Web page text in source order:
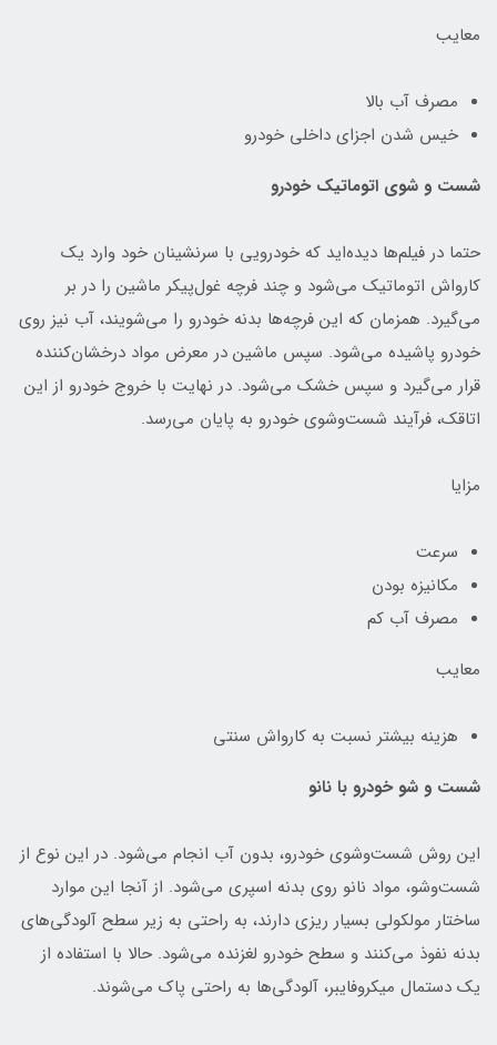
معایب
مصرف آب بالا
خیس شدن اجزای داخلی خودرو
شست و شوی اتوماتیک خودرو
حتما در فیلم‌ها دیده‌اید که خودرویی با سرنشینان خود وارد یک
کارواش اتوماتیک می‌شود و چند فرچه غول‌پیکر ماشین را در بر
می‌گیرد. همزمان که این فرچه‌ها بدنه خودرو را می‌شویند، آب نیز روی
خودرو پاشیده می‌شود. سپس ماشین در معرض مواد درخشان‌کننده
قرار می‌گیرد و سپس خشک می‌شود. در نهایت با خروج خودرو از این
اتاقک، فرآیند شست‌وشوی خودرو به پایان می‌رسد.
مزایا
سرعت
مکانیزه بودن
مصرف آب کم
معایب
هزینه بیشتر نسبت به کارواش سنتی
شست و شو خودرو با نانو
این روش شست‌وشوی خودرو، بدون آب انجام می‌شود. در این نوع از
شست‌وشو، مواد نانو روی بدنه اسپری می‌شود. از آنجا این موارد
ساختار مولکولی بسیار ریزی دارند، به راحتی به زیر سطح آلودگی‌های
بدنه نفوذ می‌کنند و سطح خودرو لغزنده می‌شود. حالا با استفاده از
یک دستمال میکروفایبر، آلودگی‌ها به راحتی پاک می‌شوند.